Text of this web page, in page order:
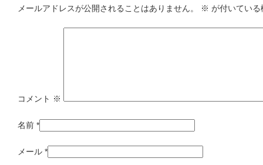
メールアドレスが公開されることはありません。 ※ が付いてい
コメント ※
名前 *
メール *